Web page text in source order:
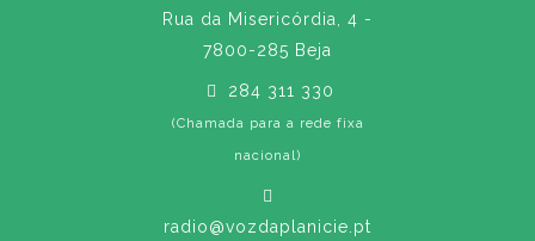
Rua da Misericórdia, 4 -
7800-285 Beja
284 311 330
(Chamada para a rede fixa
nacional)
radio@vozdaplanicie.pt